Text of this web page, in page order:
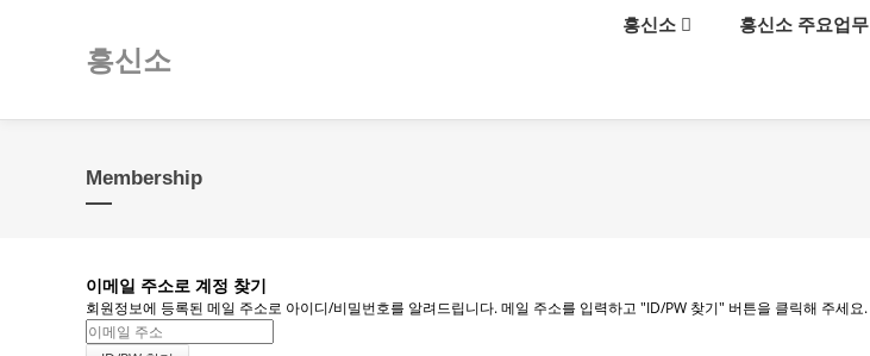
메뉴 건너뛰기
흥신소
흥신소 흥신소 주요업무
Membership
이메일 주소로 계정 찾기
회원정보에 등록된 메일 주소로 아이디/비밀번호를 알려드립니다. 메일 주소를 입력하고 "ID/PW 찾기" 버튼을 클릭해 주세요.